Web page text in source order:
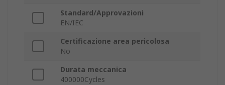
Standard/Approvazioni
EN/IEC
Certificazione area pericolosa
No
Durata meccanica
400000Cycles